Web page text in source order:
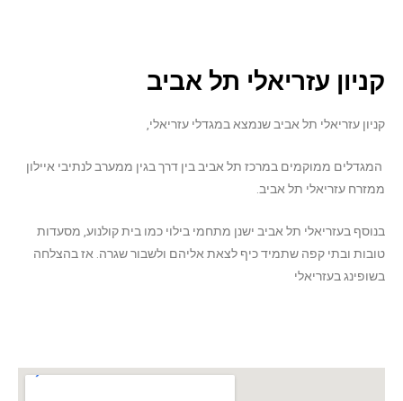
קניון עזריאלי תל אביב
קניון עזריאלי תל אביב שנמצא במגדלי עזריאלי,
המגדלים ממוקמים במרכז תל אביב בין דרך בגין ממערב לנתיבי איילון
ממזרח עזריאלי תל אביב.
בנוסף בעזריאלי תל אביב ישנן מתחמי בילוי כמו בית קולנוע, מסעדות
טובות ובתי קפה שתמיד כיף לצאת אליהם ולשבור שגרה. אז בהצלחה
בשופינג בעזריאלי